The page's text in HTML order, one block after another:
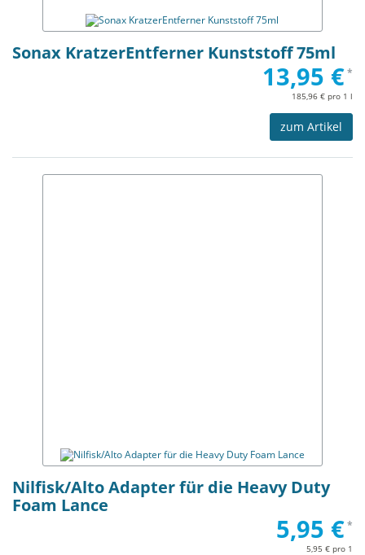
Sonax KratzerEntferner Kunststoff 75ml
13,95 €*
185,96 € pro 1 l
zum Artikel
Nilfisk/Alto Adapter für die Heavy Duty
Foam Lance
5,95 €*
5,95 € pro 1